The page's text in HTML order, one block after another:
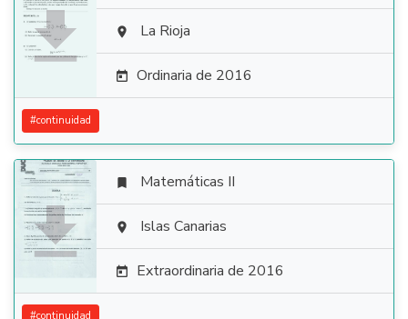
  La Rioja
 Ordinaria de 2016
#continuidad

 Matemáticas II
 Islas Canarias
 Extraordinaria de 2016
#continuidad